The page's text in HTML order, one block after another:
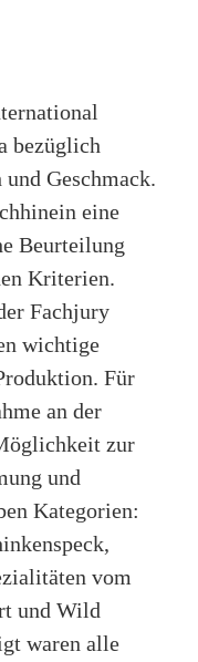
bezüglich
Geschmack.
eine
Beurteilung
Kriterien.
Fachjury
wichtige
Für
an der
zur
und
Kategorien:
vom
und Wild
waren alle